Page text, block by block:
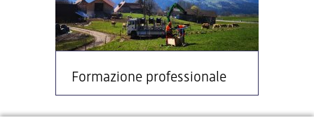
Formazione professionale